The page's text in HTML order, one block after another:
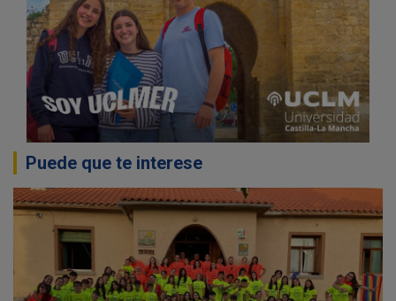
Puede que te interese